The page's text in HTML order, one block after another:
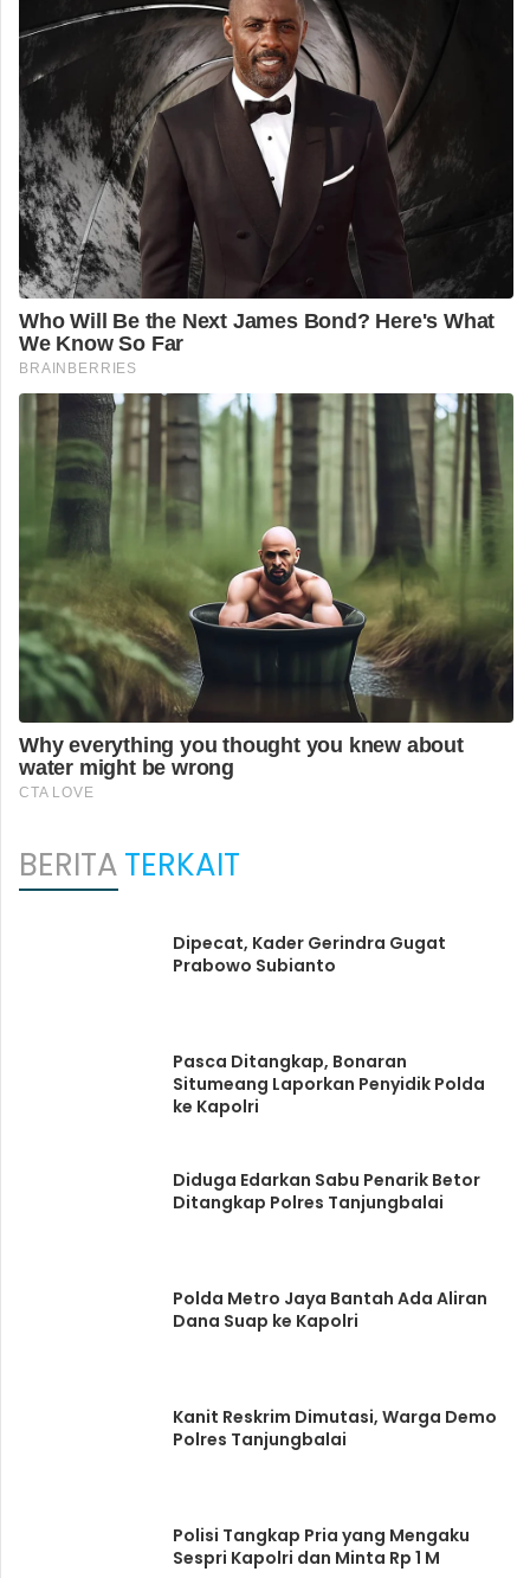
BERITATERKAIT
Dipecat, Kader Gerindra Gugat
Prabowo Subianto
Pasca Ditangkap, Bonaran
Situmeang Laporkan Penyidik Polda
ke Kapolri
Diduga Edarkan Sabu Penarik Betor
Ditangkap Polres Tanjungbalai
Polda Metro Jaya Bantah Ada Aliran
Dana Suap ke Kapolri
Kanit Reskrim Dimutasi, Warga Demo
Polres Tanjungbalai
Polisi Tangkap Pria yang Mengaku
Sespri Kapolri dan Minta Rp 1 M